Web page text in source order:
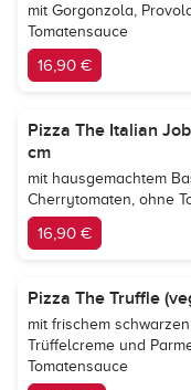
mit Gorgonzola,
Tomatensauce
16,90 €
Pizza The Italian
cm
mit hausgemachtem
Cherrytomaten, ohne
16,90 €
Pizza The Truffle
mit frischem
Trüffelcreme und
Tomatensauce